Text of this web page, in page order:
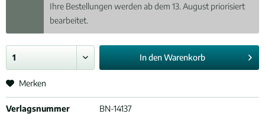
Ihre Bestellungen werden ab dem 13. August priorisiert
bearbeitet.
In denWarenkorb
Merken
Verlagsnummer
BN-14137